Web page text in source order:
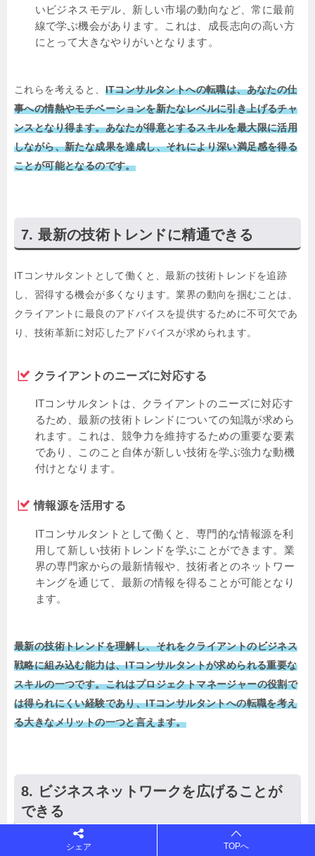
いビジネスモデル、新しい市場の動向など、常に最前
線で学ぶ機会があります。これは、成長志向の高い方
にとって大きなやりがいとなります。
これらを考えると、 ITコンサルタントへの転職は、あなたの仕
事への情熱やモチベーションを新たなレベルに引き上げるチャ
ンスとなり得ます。あなたが得意とするスキルを最大限に活用
しながら、新たな成果を達成し、それにより深い満足感を得る
ことが可能となるのです。
最新の技術トレンドに精通できる
ITコンサルタントとして働くと、最新の技術トレンドを追跡
し、習得する機会が多くなります。業界の動向を掴むことは、
クライアントに最良のアドバイスを提供するために不可欠であ
り、技術革新に対応したアドバイスが求められます。
クライアントのニーズに対応する
ITコンサルタントは、クライアントのニーズに対応す
るため、最新の技術トレンドについての知識が求めら
れます。これは、競争力を維持するための重要な要素
であり、このこと自体が新しい技術を学ぶ強力な動機
付けとなります。
情報源を活用する
ITコンサルタントとして働くと、専門的な情報源を利
用して新しい技術トレンドを学ぶことができます。業
界の専門家からの最新情報や、技術者とのネットワー
キングを通じて、最新の情報を得ることが可能となり
ます。
最新の技術トレンドを理解し、それをクライアントのビジネス
戦略に組み込む能力は、ITコンサルタントが求められる重要な
スキルの一つです。これはプロジェクトマネージャーの役割で
は得られにくい経験であり、ITコンサルタントへの転職を考え
る大きなメリットの一つと言えます。
ビジネスネットワークを広げることが
できる
ITコンサルタントになると、新たなクライアントとの出会いが
シェア TOPへ